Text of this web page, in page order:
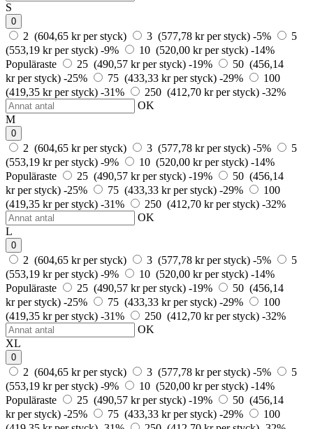
S
0
2 (604,65 kr per styck) 3 (577,78 kr per styck) -5%
5
(553,19 kr per styck) -9% 10 (520,00 kr per styck) -14%
Populäraste
25 (490,57 kr per styck) -19%
50 (456,14
kr per styck) -25% 75 (433,33 kr per styck) -29%
100
(419,35 kr per styck) -31% 250 (412,70 kr per styck) -32%
OK
M
0
2 (604,65 kr per styck) 3 (577,78 kr per styck) -5%
5
(553,19 kr per styck) -9% 10 (520,00 kr per styck) -14%
Populäraste
25 (490,57 kr per styck) -19%
50 (456,14
kr per styck) -25% 75 (433,33 kr per styck) -29%
100
(419,35 kr per styck) -31% 250 (412,70 kr per styck) -32%
OK
L
0
2 (604,65 kr per styck) 3 (577,78 kr per styck) -5%
5
(553,19 kr per styck) -9% 10 (520,00 kr per styck) -14%
Populäraste
25 (490,57 kr per styck) -19%
50 (456,14
kr per styck) -25% 75 (433,33 kr per styck) -29%
100
(419,35 kr per styck) -31% 250 (412,70 kr per styck) -32%
OK
XL
0
2 (604,65 kr per styck) 3 (577,78 kr per styck) -5%
5
(553,19 kr per styck) -9% 10 (520,00 kr per styck) -14%
Populäraste
25 (490,57 kr per styck) -19%
50 (456,14
kr per styck) -25% 75 (433,33 kr per styck) -29%
100